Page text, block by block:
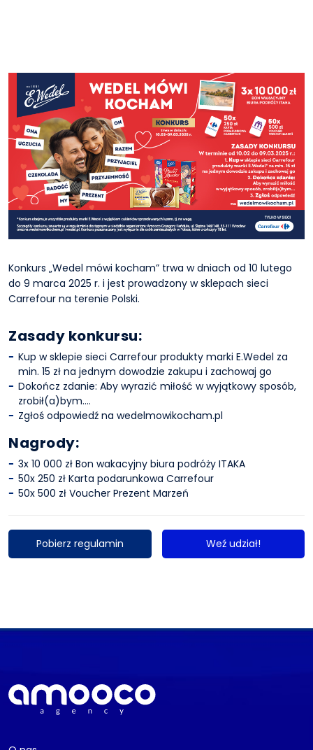
Konkurs „Wedel mówi kocham” trwa w dniach od 10 lutego
do 9 marca 2025 r. i jest prowadzony w sklepach sieci
Carrefour na terenie Polski.
Zasady konkursu:
Kup w sklepie sieci Carrefour produkty marki E.Wedel za
min. 15 zł na jednym dowodzie zakupu i zachowaj go
Dokończ zdanie: Aby wyrazić miłość w wyjątkowy sposób,
zrobił(a)bym....
Zgłoś odpowiedź na wedelmowikocham.pl
Nagrody:
3x 10 000 zł Bon wakacyjny biura podróży ITAKA
50x 250 zł Karta podarunkowa Carrefour
50x 500 zł Voucher Prezent Marzeń
Pobierz regulamin Weź udział!